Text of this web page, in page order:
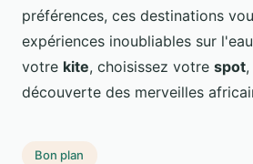
préférences, ces destinations
expériences inoubliables sur
votre kite, choisissez votre spot
découverte des merveilles
Bon plan